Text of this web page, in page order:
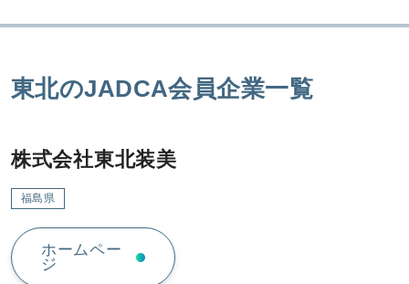
東北のJADCA会員企業一覧
株式会社東北装美
福島県
ホームペー
ジ